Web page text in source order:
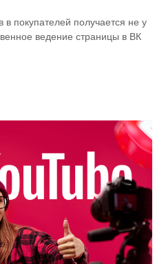
в покупателей получается не у
ведение страницы в ВК